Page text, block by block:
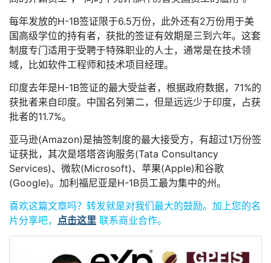
每年发放的H-1B签证限于6.5万份，此外还有2万份用于美
国高级学位的持有者，获批的签证有效期是三到六年。这套
制度专门适用于受聘于特殊职业的人士，通常是在技术领
域，比如软件工程师和技术项目经理。
印度去年是H-1B签证的最大受益者，根据政府数据，71%的
获批者来自印度。中国名列第二，但是远远少于印度，占获
批者的11.7%。
亚马逊(Amazon)是抽签制度的最大接受方，有超过1万份签
证获批，其次是塔塔咨询服务(Tata Consultancy
Services)、微软(Microsoft)、苹果(Apple)和谷歌
(Google)。加利福尼亚是H-1B员工最为集中的州。
喜欢这篇文章吗？ 转发就是对我们最大的鼓励。 加上您的名
片分享吧， 点击这里 联系商业合作。